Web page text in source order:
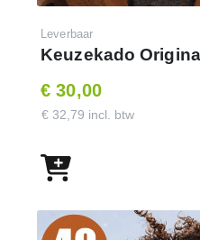
Leverbaar
Keuzekado
€ 30,00
€ 32,79 incl. btw